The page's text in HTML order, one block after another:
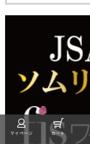
マイページ カート